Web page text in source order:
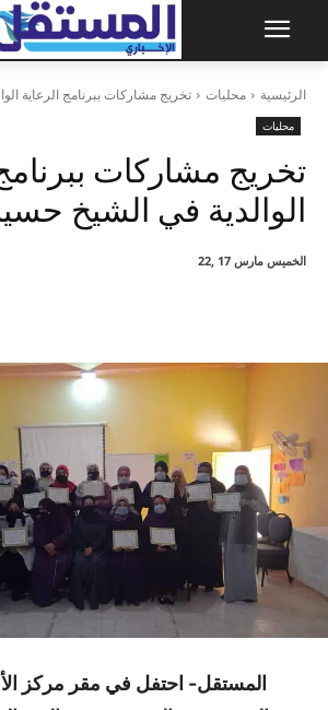
الرئيسية محليات تخريج مشاركات ببرنامج الرعاية
محليات
تخريج مشاركات
الوالدية في الشيخ
الخميس مارس 17 ,22
المستقل- احتفل في مقر مركز